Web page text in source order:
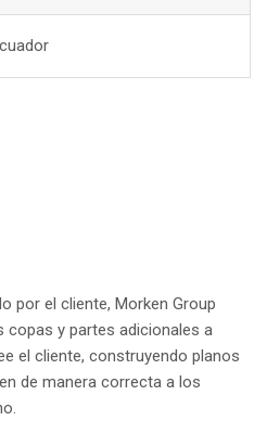
por el cliente, Morken Group
copas y partes adicionales a
el cliente, construyendo planos
de manera correcta a los